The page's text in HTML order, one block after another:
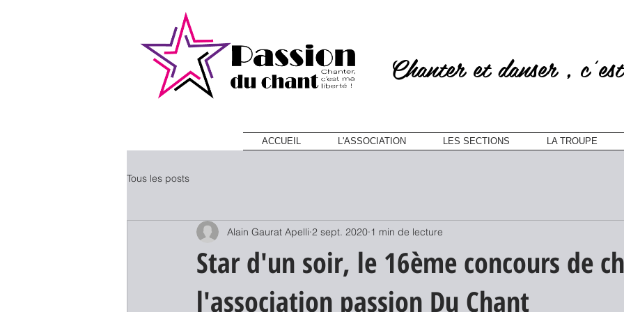
Chanter et danser ,
ACCUEIL L'ASSOCIATION LES SECTIONS LA TROUPE
Tous les posts
Star d'un soir, le 16ème concours de
l'association passion Du Chant
Alain Gaurat Apelli 2 sept. 2020 1 min de lecture